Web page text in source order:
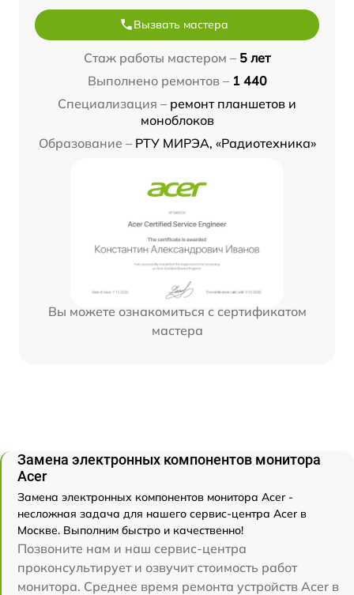
Вызвать мастера
Стаж работы мастером – 5 лет
Выполнено ремонтов – 1 440
Специализация – ремонт планшетов и
моноблоков
Образование – РТУ МИРЭА, «Радиотехника»
Вы можете ознакомиться с сертификатом
мастера
Замена электронных компонентов монитора
Acer
Замена электронных компонентов монитора Acer -
несложная задача для нашего сервис-центра Acer в
Москве. Выполним быстро и качественно!
Позвоните нам и наш сервис-центра
проконсультирует и озвучит стоимость работ
монитора. Среднее время ремонта устройств Acer в